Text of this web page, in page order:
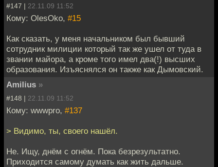
#147 | 22.11.09 11:52
Кому: OlesOko, #15
Как сказать, у меня начальником был бывший
сотрудник милиции который так же ушел от туда в
звании майора, а кроме того имел два(!) высших
образования. Изъяснялся он также как Дымовский.
Amilius »
#148 | 22.11.09 11:52
Кому: wwwpro, #137
> Видимо, ты, своего нашёл.
Не. Ищу, днём с огнём. Пока безрезультатно.
Приходится самому думать как жить дальше.